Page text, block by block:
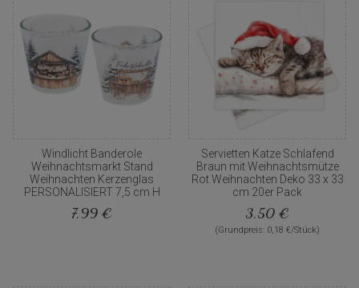
Windlicht Banderole
Weihnachtsmarkt Stand
Weihnachten Kerzenglas
PERSONALISIERT 7,5 cm H
7,99 €
Servietten Katze Schlafend
Braun mit Weihnachtsmütze
Rot Weihnachten Deko 33 x 33
cm 20er Pack
3,50 €
(Grundpreis: 0,18 €/Stück)